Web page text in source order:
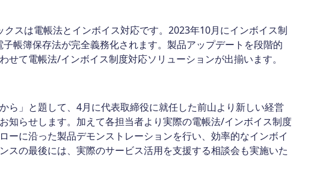
スは電帳法とインボイス対応です。2023年10月にインボイス制
帳簿保存法が完全義務化されます。製品アップデートを段階的
て電帳法/インボイス制度対応ソリューションが出揃います。
」と題して、4月に代表取締役に就任した前山より新しい経営
知らせします。加えて各担当者より実際の電帳法/インボイス制度
ーに沿った製品デモンストレーションを行い、効率的なインボイ
スの最後には、実際のサービス活用を支援する相談会も実施いた